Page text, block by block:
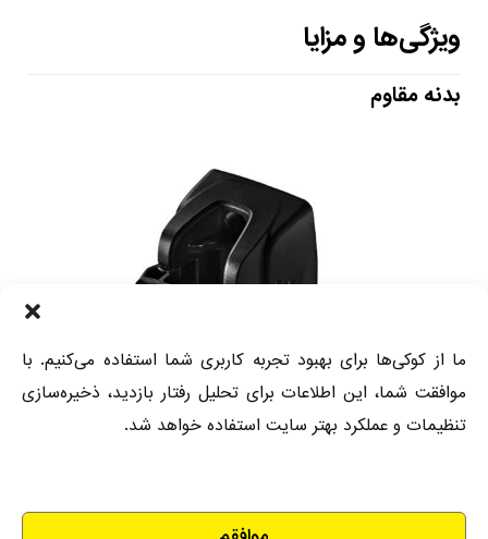
ما از کوکی‌ها برای بهبود تجربه کاربری شما استفاده می‌کنیم. با
موافقت شما، این اطلاعات برای تحلیل رفتار بازدید، ذخیره‌سازی
تنظیمات و عملکرد بهتر سایت استفاده خواهد شد.
ویژگی‌ها و مزایا
بدنه مقاوم
قابلیت نگهداری انواع لوله‌ها